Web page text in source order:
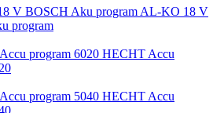
AL-KO 18 V
program
HECHT Accu
HECHT Accu